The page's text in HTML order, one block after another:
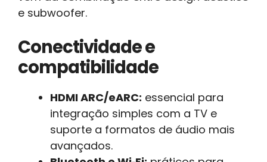
e subwoofer.
Conectividade e
compatibilidade
HDMI ARC/eARC: essencial para
integração simples com a TV e
suporte a formatos de áudio mais
avançados.